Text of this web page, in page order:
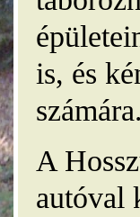
is, és
számára.
A
autóval